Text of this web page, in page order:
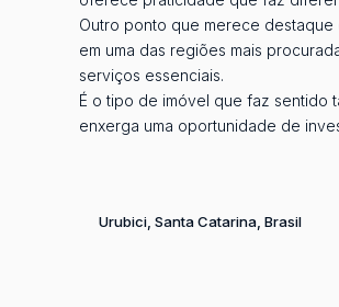
Outro ponto que merece
em uma das regiões mais
serviços essenciais.
É o tipo de imóvel que faz sentido
enxerga uma oportunidade de
Urubici Santa Catarina Brasil